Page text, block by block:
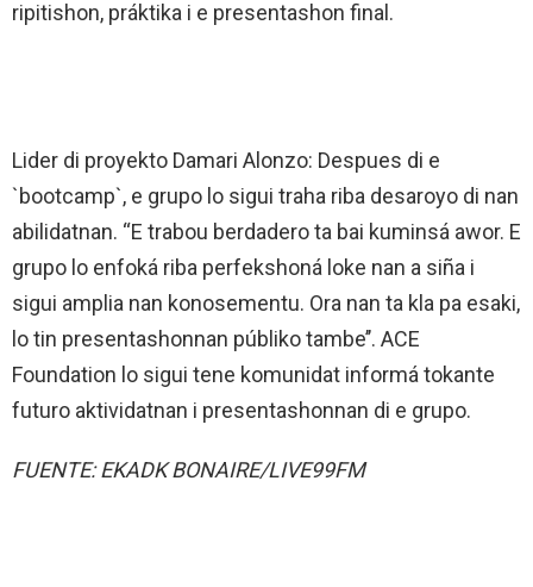
ripitishon, práktika i e presentashon final.
Lider di proyekto Damari Alonzo: Despues di e
`bootcamp`, e grupo lo sigui traha riba desaroyo di nan
abilidatnan. “E trabou berdadero ta bai kuminsá awor. E
grupo lo enfoká riba perfekshoná loke nan a siña i
sigui amplia nan konosementu. Ora nan ta kla pa esaki,
lo tin presentashonnan públiko tambe’’. ACE
Foundation lo sigui tene komunidat informá tokante
futuro aktividatnan i presentashonnan di e grupo.
FUENTE: EKADK BONAIRE/LIVE99FM